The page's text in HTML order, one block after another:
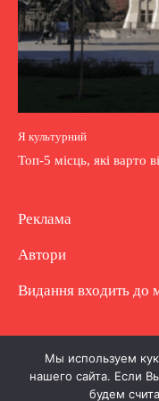
Я культурний
Топ-5 місць, які варто
Реклама
Автори
Видання входить до
Copyright © Повне
заборонено.
Мы используем
нашего сайта. Если
будем